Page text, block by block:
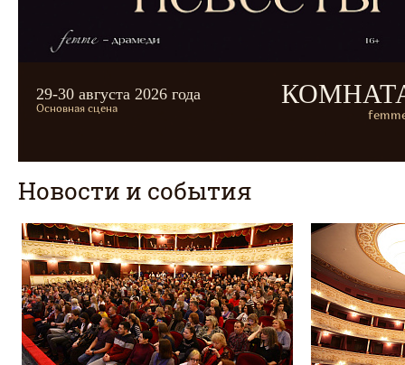
29-30 августа 2026 года
Основная сцена
Новости и события